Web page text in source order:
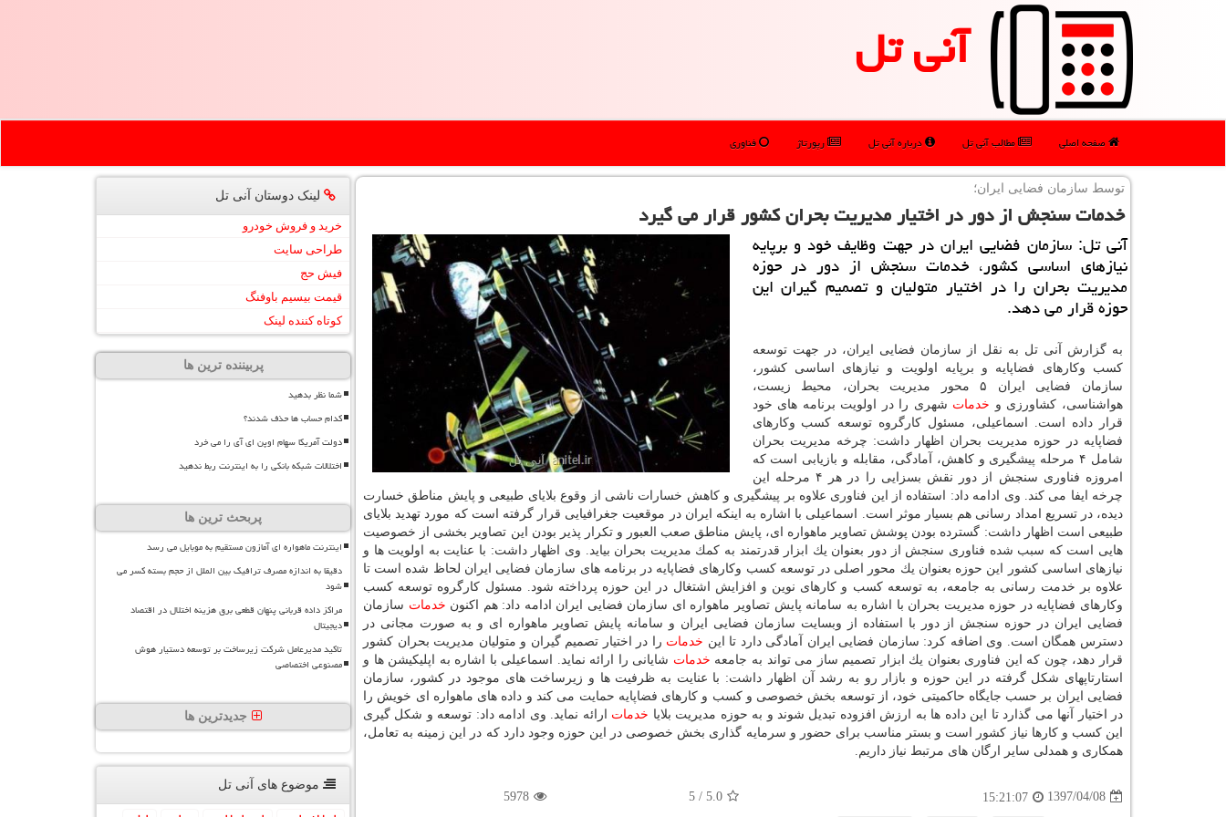
آنی تل
صفحه اصلی مطالب آنی تل درباره آنی تل رپورتاژ فناوری
توسط سازمان فضایی ایران؛
خدمات سنجش از دور در اختیار مدیریت بحران كشور قرار می گیرد
آنی تل: سازمان فضایی ایران در جهت وظایف خود و برپایه
نیازهای اساسی كشور، خدمات سنجش از دور در حوزه
مدیریت بحران را در اختیار متولیان و تصمیم گیران این
حوزه قرار می دهد.
به گزارش آنی تل به نقل از سازمان فضایی ایران، در جهت توسعه
كسب وكارهای فضاپایه و برپایه اولویت و نیازهای اساسی كشور،
سازمان فضایی ایران ۵ محور مدیریت بحران، محیط زیست،
هواشناسی، كشاورزی و خدمات شهری را در اولویت برنامه های خود
قرار داده است. اسماعیلی، مسئول كارگروه توسعه كسب وكارهای
فضاپایه در حوزه مدیریت بحران اظهار داشت: چرخه مدیریت بحران
شامل ۴ مرحله پیشگیری و كاهش، آمادگی، مقابله و بازیابی است كه
امروزه فناوری سنجش از دور نقش بسزایی را در هر ۴ مرحله این
چرخه ایفا می كند. وی ادامه داد: استفاده از این فناوری علاوه بر پیشگیری و كاهش خسارات ناشی از وقوع بلایای طبیعی و پایش مناطق خسارت
دیده، در تسریع امداد رسانی هم بسیار موثر است. اسماعیلی با اشاره به اینكه ایران در موقعیت جغرافیایی قرار گرفته است كه مورد تهدید بلایای
طبیعی است اظهار داشت: گسترده بودن پوشش تصاویر ماهواره ای، پایش مناطق صعب العبور و تكرار پذیر بودن این تصاویر بخشی از خصوصیت
هایی است كه سبب شده فناوری سنجش از دور بعنوان یك ابزار قدرتمند به كمك مدیریت بحران بیاید. وی اظهار داشت: با عنایت به اولویت ها و
نیازهای اساسی كشور این حوزه بعنوان یك محور اصلی در توسعه كسب وكارهای فضاپایه در برنامه های سازمان فضایی ایران لحاظ شده است تا
علاوه بر خدمت رسانی به جامعه، به توسعه كسب و كارهای نوین و افزایش اشتغال در این حوزه پرداخته شود. مسئول كارگروه توسعه كسب
وكارهای فضاپایه در حوزه مدیریت بحران با اشاره به سامانه پایش تصاویر ماهواره ای سازمان فضایی ایران ادامه داد: هم اكنون خدمات سازمان
فضایی ایران در حوزه سنجش از دور با استفاده از وبسایت سازمان فضایی ایران و سامانه پایش تصاویر ماهواره ای و به صورت مجانی در
دسترس همگان است. وی اضافه كرد: سازمان فضایی ایران آمادگی دارد تا این خدمات را در اختیار تصمیم گیران و متولیان مدیریت بحران كشور
قرار دهد، چون كه این فناوری بعنوان یك ابزار تصمیم ساز می تواند به جامعه خدمات شایانی را ارائه نماید. اسماعیلی با اشاره به اپلیكیشن ها و
استارتاپهای شكل گرفته در این حوزه و بازار رو به رشد آن اظهار داشت: با عنایت به ظرفیت ها و زیرساخت های موجود در كشور، سازمان
فضایی ایران بر حسب جایگاه حاكمیتی خود، از توسعه بخش خصوصی و كسب و كارهای فضاپایه حمایت می كند و داده های ماهواره ای خویش را
در اختیار آنها می گذارد تا این داده ها به ارزش افزوده تبدیل شوند و به حوزه مدیریت بلایا خدمات ارائه نماید. وی ادامه داد: توسعه و شكل گیری
این كسب و كارها نیاز كشور است و بستر مناسب برای حضور و سرمایه گذاری بخش خصوصی در این حوزه وجود دارد كه در این زمینه به تعامل،
همكاری و همدلی سایر ارگان های مرتبط نیاز داریم.
1397/04/08
15:21:07
5.0
/
5
5978
لینک دوستان آنی تل
خرید و فروش خودرو
طراحی سایت
فیش حج
قیمت بیسیم باوفنگ
کوتاه کننده لینک
پربیننده ترین ها
شما نظر بدهید
کدام حساب ها حذف شدند؟
دولت آمریکا سهام اوپن ای آی را می خرد
اختلالات شبکه بانکی را به اینترنت ربط ندهید
پربحث ترین ها
اینترنت ماهواره ای آمازون مستقیم به موبایل می رسد
دقیقا به اندازه مصرف ترافیک بین الملل از حجم بسته کسر می
شود
مراکز داده قربانی پنهان قطعی برق هزینه اختلال در اقتصاد
دیجیتال
تاکید مدیرعامل شرکت زیرساخت بر توسعه دستیار هوش
مصنوعی اختصاصی
جدیدترین ها
موضوع های آنی تل